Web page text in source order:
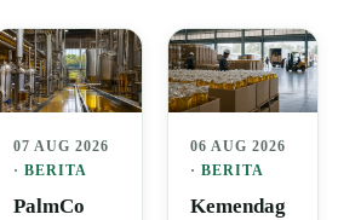
07 AUG 2026
·BERITA
PalmCo
06 AUG 2026
· BERITA
Kemendag